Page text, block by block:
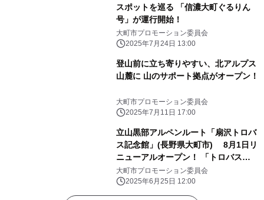
スポットを巡る 「信濃大町ぐるりん
号」が運行開始！
大町市プロモーション委員会
2025年7月24日 13:00
登山前に立ち寄りやすい、北アルプス
山麓に 山のサポート拠点がオープン！
大町市プロモーション委員会
2025年7月11日 17:00
立山黒部アルペンルート「扇沢トロバ
ス記念館」(長野県大町市) 8月1日リ
ニューアルオープン！ 「トロバス
Week」を8月1日～7日実施
大町市プロモーション委員会
2025年6月25日 12:00